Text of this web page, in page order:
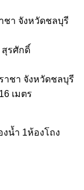
ชา จังหวัดชลบุรี
สุรศักดิ์
าชา จังหวัดชลบุรี
เมตร
งน้ำ 1ห้องโถง